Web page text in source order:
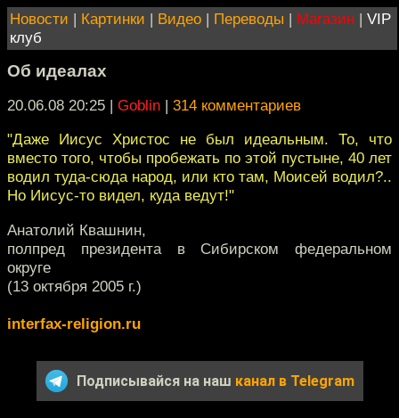
Новости | Картинки | Видео | Переводы | Магазин | VIP
клуб
Об идеалах
20.06.08 20:25 | Goblin | 314 комментариев
"Даже Иисус Христос не был идеальным. То, что
вместо того, чтобы пробежать по этой пустыне, 40 лет
водил туда-сюда народ, или кто там, Моисей водил?..
Но Иисус-то видел, куда ведут!"
Анатолий Квашнин,
полпред президента в Сибирском федеральном
округе
(13 октября 2005 г.)
interfax-religion.ru
Подписывайся на наш канал в Telegram